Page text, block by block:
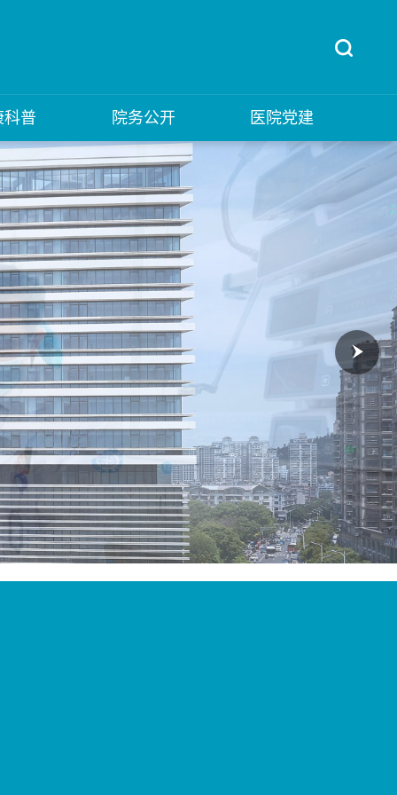
科普 院务公开 医院党建